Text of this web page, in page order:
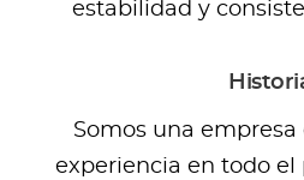
estabilidad y
Somos una empresa
experiencia en todo el